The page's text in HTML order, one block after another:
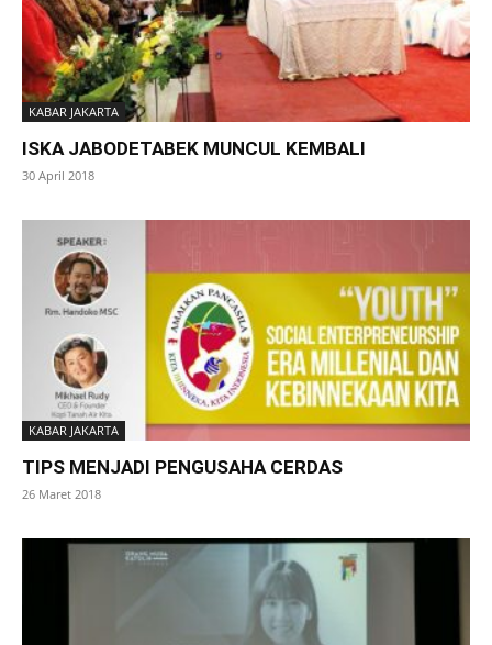
KABAR JAKARTA
ISKA JABODETABEK MUNCUL KEMBALI
30 April 2018
KABAR JAKARTA
TIPS MENJADI PENGUSAHA CERDAS
26 Maret 2018